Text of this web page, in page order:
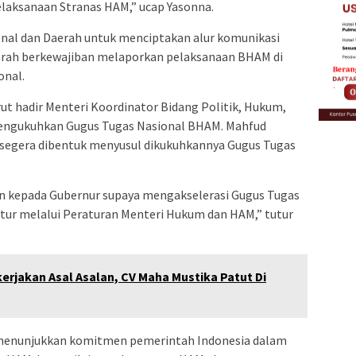
Stranas HAM,” ucap Yasonna.
dan Daerah untuk menciptakan alur komunikasi
berkewajiban melaporkan pelaksanaan BHAM di
hadir Menteri Koordinator Bidang Politik, Hukum,
Gugus Tugas Nasional BHAM. Mahfud
dibentuk menyusul dikukuhkannya Gugus Tugas
Gubernur supaya mengakselerasi Gugus Tugas
melalui Peraturan Menteri Hukum dan HAM,” tutur
Asal Asalan, CV Maha Mustika Patut Di
komitmen pemerintah Indonesia dalam